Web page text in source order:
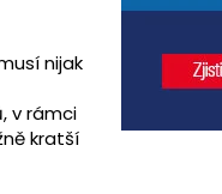
nijak
v rámci
kratší